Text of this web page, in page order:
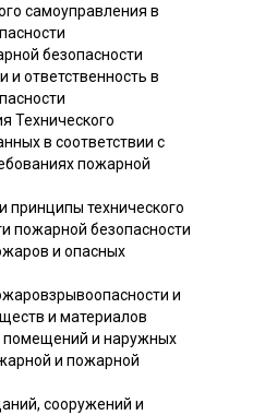
самоуправления в
безопасности
и ответственность в
Технического
в соответствии с
пожарной
принципы технического
пожарной безопасности
и опасных
и
и материалов
помещений и наружных
и пожарной
сооружений и